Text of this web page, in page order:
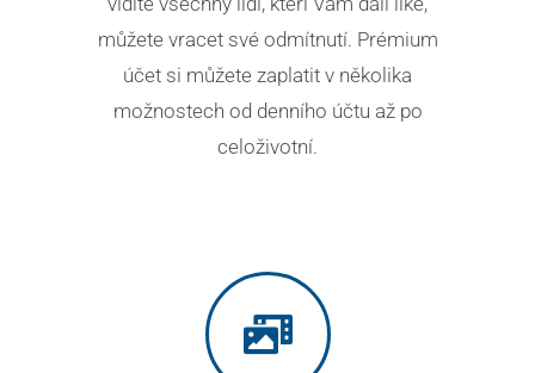
můžete vracet své odmítnutí. Prémium
účet si můžete zaplatit v několika
možnostech od denního účtu až po
celoživotní.